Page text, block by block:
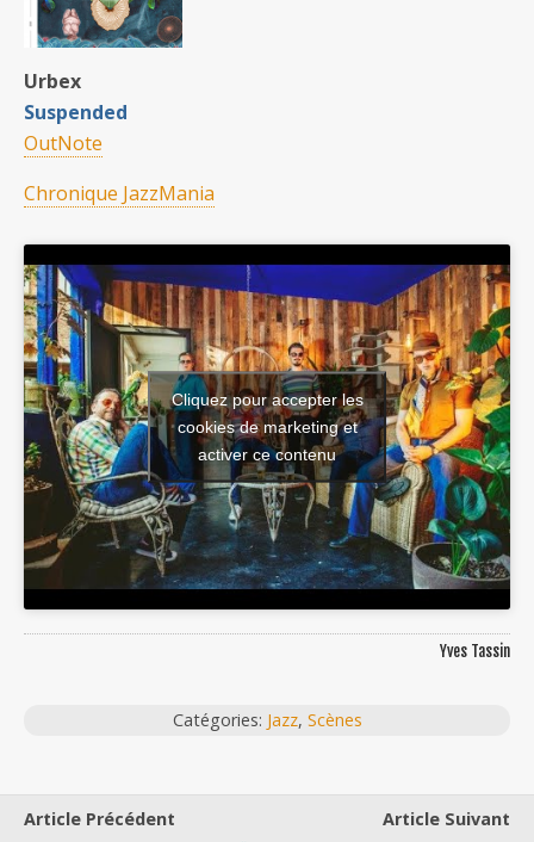
Urbex
Suspended
OutNote
Chronique JazzMania
Cliquez pour accepter les
cookies de marketing et
activer ce contenu
Yves Tassin
Catégories: Jazz, Scènes
Article Précédent
Article Suivant